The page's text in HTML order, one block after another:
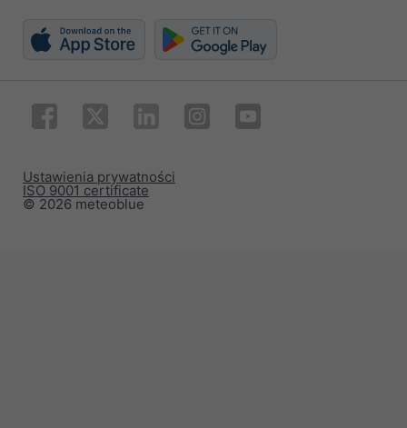
© 2026 meteoblue
ISO 9001 certificate
Ustawienia prywatności